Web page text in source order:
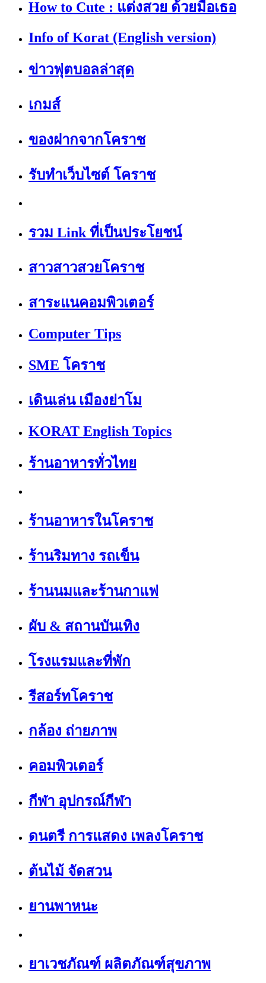
How to Cute : แต่งสวย ด้วยมือเธอ
Info of Korat (English version)
ข่าวฟุตบอลล่าสุด
เกมส์
ของฝากจากโคราช
รับทำเว็บไซต์ โคราช
รวม Link ที่เป็นประโยชน์
สาวสาวสวยโคราช
สาระแนคอมพิวเตอร์
Computer Tips
SME โคราช
เดินเล่น เมืองย่าโม
KORAT English Topics
ร้านอาหารทั่วไทย
ร้านอาหารในโคราช
ร้านริมทาง รถเข็น
ร้านนมและร้านกาแฟ
ผับ & สถานบันเทิง
โรงแรมและที่พัก
รีสอร์ทโคราช
กล้อง ถ่ายภาพ
คอมพิวเตอร์
กีฬา อุปกรณ์กีฬา
ดนตรี การแสดง เพลงโคราช
ต้นไม้ จัดสวน
ยานพาหนะ
ยาเวชภัณฑ์ ผลิตภัณฑ์สุขภาพ